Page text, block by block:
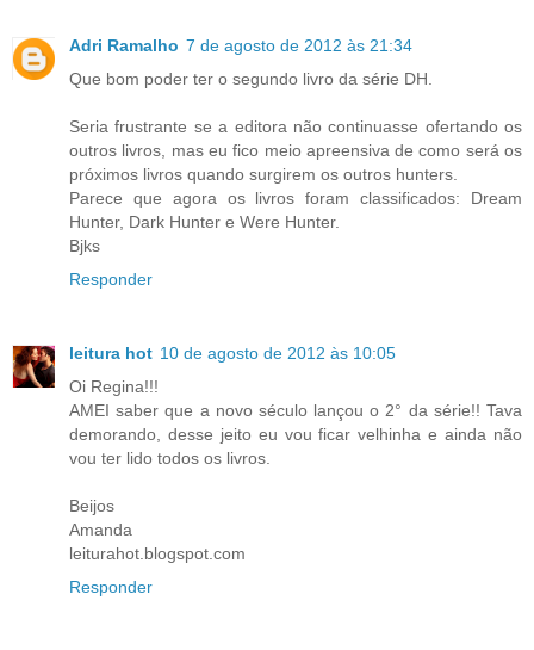
Adri Ramalho 7 de agosto de 2012 às 21:34
Que bom poder ter o segundo livro da série DH.
Seria frustrante se a editora não continuasse ofertando os
outros livros, mas eu fico meio apreensiva de como será os
próximos livros quando surgirem os outros hunters.
Parece que agora os livros foram classificados: Dream
Hunter, Dark Hunter e Were Hunter.
Bjks
Responder
leitura hot 10 de agosto de 2012 às 10:05
Oi Regina!!!
AMEI saber que a novo século lançou o 2° da série!! Tava
demorando, desse jeito eu vou ficar velhinha e ainda não
vou ter lido todos os livros.
Beijos
Amanda
leiturahot.blogspot.com
Responder